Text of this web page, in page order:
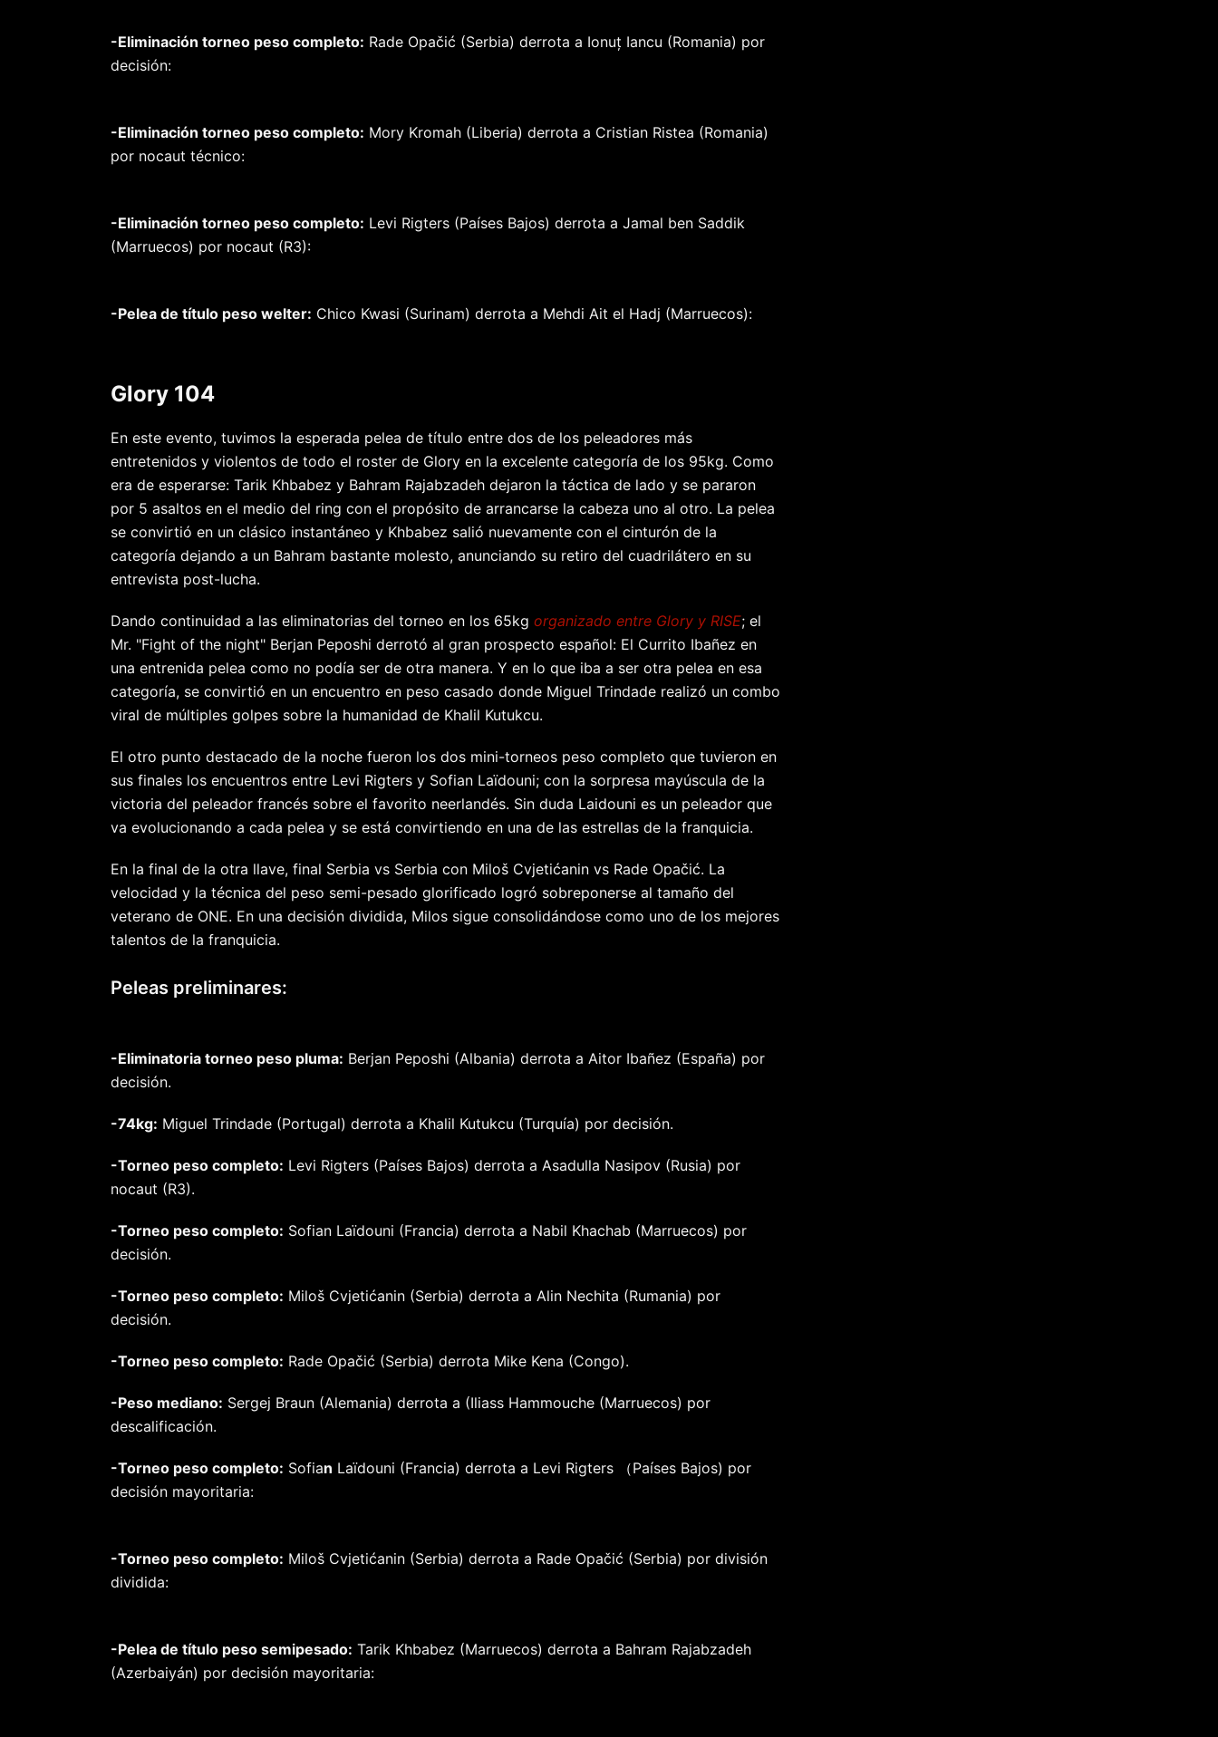
-Eliminación torneo peso completo: Rade Opačić (Serbia) derrota a Ionuț Iancu (Romania) por
decisión:
-Eliminación torneo peso completo: Mory Kromah (Liberia) derrota a Cristian Ristea (Romania)
por nocaut técnico:
-Eliminación torneo peso completo: Levi Rigters (Países Bajos) derrota a Jamal ben Saddik
(Marruecos) por nocaut (R3):
-Pelea de título peso welter: Chico Kwasi (Surinam) derrota a Mehdi Ait el Hadj (Marruecos):
Glory 104
En este evento, tuvimos la esperada pelea de título entre dos de los peleadores más
entretenidos y violentos de todo el roster de Glory en la excelente categoría de los 95kg. Como
era de esperarse: Tarik Khbabez y Bahram Rajabzadeh dejaron la táctica de lado y se pararon
por 5 asaltos en el medio del ring con el propósito de arrancarse la cabeza uno al otro. La pelea
se convirtió en un clásico instantáneo y Khbabez salió nuevamente con el cinturón de la
categoría dejando a un Bahram bastante molesto, anunciando su retiro del cuadrilátero en su
entrevista post-lucha.
Dando continuidad a las eliminatorias del torneo en los 65kg organizado entre Glory y RISE; el
Mr. "Fight of the night" Berjan Peposhi derrotó al gran prospecto español: El Currito Ibañez en
una entrenida pelea como no podía ser de otra manera. Y en lo que iba a ser otra pelea en esa
categoría, se convirtió en un encuentro en peso casado donde Miguel Trindade realizó un combo
viral de múltiples golpes sobre la humanidad de Khalil Kutukcu.
El otro punto destacado de la noche fueron los dos mini-torneos peso completo que tuvieron en
sus finales los encuentros entre Levi Rigters y Sofian Laïdouni; con la sorpresa mayúscula de la
victoria del peleador francés sobre el favorito neerlandés. Sin duda Laidouni es un peleador que
va evolucionando a cada pelea y se está convirtiendo en una de las estrellas de la franquicia.
En la final de la otra llave, final Serbia vs Serbia con Miloš Cvjetićanin vs Rade Opačić. La
velocidad y la técnica del peso semi-pesado glorificado logró sobreponerse al tamaño del
veterano de ONE. En una decisión dividida, Milos sigue consolidándose como uno de los mejores
talentos de la franquicia.
Peleas preliminares:
-Eliminatoria torneo peso pluma: Berjan Peposhi (Albania) derrota a Aitor Ibañez (España) por
decisión.
-74kg: Miguel Trindade (Portugal) derrota a Khalil Kutukcu (Turquía) por decisión.
-Torneo peso completo: Levi Rigters (Países Bajos) derrota a Asadulla Nasipov (Rusia) por
nocaut (R3).
-Torneo peso completo: Sofian Laïdouni (Francia) derrota a Nabil Khachab (Marruecos) por
decisión.
-Torneo peso completo: Miloš Cvjetićanin (Serbia) derrota a Alin Nechita (Rumania) por
decisión.
-Torneo peso completo: Rade Opačić (Serbia) derrota Mike Kena (Congo).
-Peso mediano: Sergej Braun (Alemania) derrota a (Iliass Hammouche (Marruecos) por
descalificación.
-Torneo peso completo: Sofian Laïdouni (Francia) derrota a Levi Rigters （Países Bajos) por
decisión mayoritaria:
-Torneo peso completo: Miloš Cvjetićanin (Serbia) derrota a Rade Opačić (Serbia) por división
dividida:
-Pelea de título peso semipesado: Tarik Khbabez (Marruecos) derrota a Bahram Rajabzadeh
(Azerbaiyán) por decisión mayoritaria: